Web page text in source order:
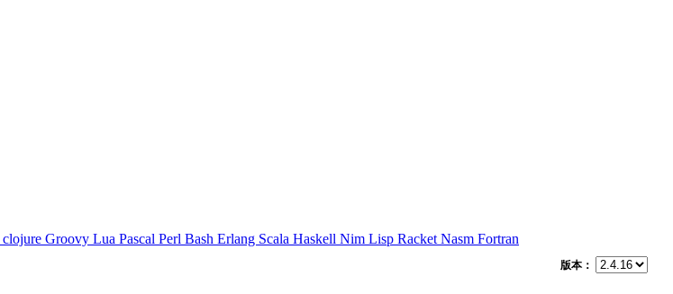
clojure Groovy Lua Pascal Perl Bash Erlang Scala Haskell Nim Lisp Racket Nasm Fortran
版本：